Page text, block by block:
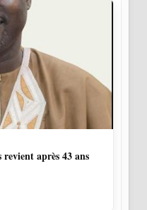
après 43 ans